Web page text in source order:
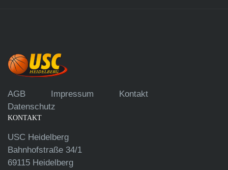
AGB Impressum
Kontakt
Datenschutz
KONTAKT
USC Heidelberg
Bahnhofstraße 34/1
69115 Heidelberg